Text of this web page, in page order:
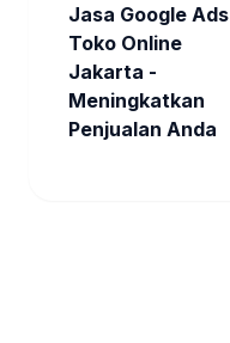
Jasa Google Ads
Toko Online
Jakarta -
Meningkatkan
Penjualan Anda